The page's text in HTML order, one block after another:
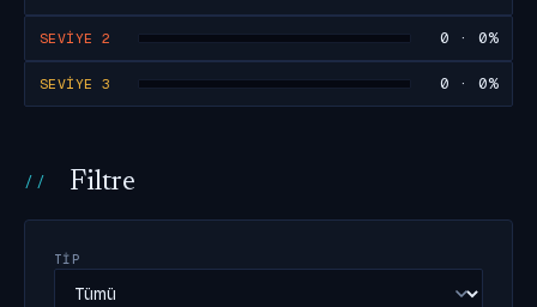
SEVIYE 2 0 · 0%
SEVIYE 3 0 · 0%
Filtre
TIP